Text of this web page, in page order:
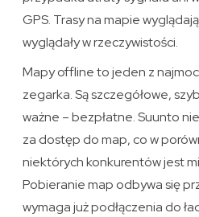
GPS. Trasy na mapie
wyglądały w rzeczywistości.
Mapy offline to jeden z
zegarka. Są szczegółowe,
ważne – bezpłatne. Suunto
za dostęp do map, co w
niektórych konkurentów jest
Pobieranie map odbywa się
wymaga już podłączenia do